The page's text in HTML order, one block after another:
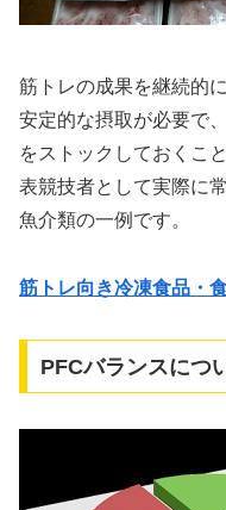
筋トレの成果を継続的
安定的な摂取が必要で
をストックしておくこ
表競技者として実際に
魚介類の一例です。
筋トレ向き冷凍食品・
PFCバランスにつ